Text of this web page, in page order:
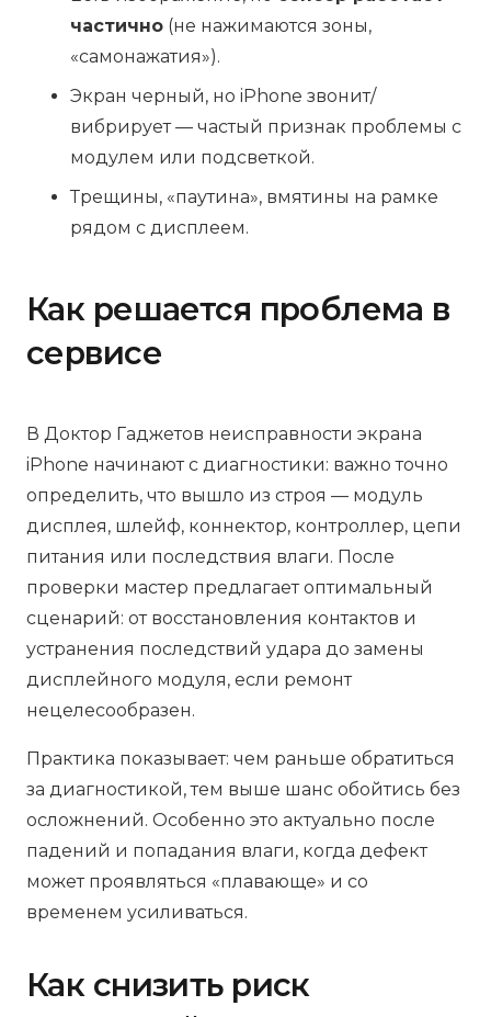
частично (не нажимаются зоны,
«самонажатия»).
Экран черный, но iPhone звонит/
вибрирует — частый признак проблемы с
модулем или подсветкой.
Трещины, «паутина», вмятины на рамке
рядом с дисплеем.
Как решается проблема в
сервисе
В Доктор Гаджетов неисправности экрана
iPhone начинают с диагностики: важно точно
определить, что вышло из строя — модуль
дисплея, шлейф, коннектор, контроллер, цепи
питания или последствия влаги. После
проверки мастер предлагает оптимальный
сценарий: от восстановления контактов и
устранения последствий удара до замены
дисплейного модуля, если ремонт
нецелесообразен.
Практика показывает: чем раньше обратиться
за диагностикой, тем выше шанс обойтись без
осложнений. Особенно это актуально после
падений и попадания влаги, когда дефект
может проявляться «плавающе» и со
временем усиливаться.
Как снизить риск